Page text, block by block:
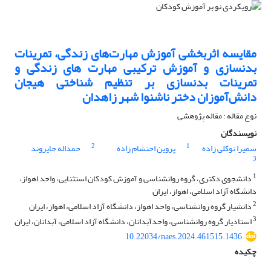
مقایسه اثربخشی آموزش مهارت‌های زندگی، تمرینات
بدنسازی و آموزش ترکیبی مهارت های زندگی و
تمرینات بدنسازی بر تنظیم شناختی هیجان
دانش‌آموزان دختر ناشنوا شهر زاهدان
نوع مقاله : مقاله پژوهشی
نویسندگان
سمیرا توکلی زاده
1 پروین احتشام زاده 2 حمداله جایروند
3
1 دانشجوی دکتری، گروه روانشناسی و آموزش کودکان استثنایی، واحد اهواز،
دانشگاه آزاد اسلامی، اهواز، ایران
2دانشیار گروه روانشناسی، واحد اهواز، دانشگاه آزاد اسلامی، اهواز، ایران
3استادیار گروه روانشناسی، واحدآبدانان، دانشگاه آزاد اسلامی، آبدانان، ایران
10.22034/naes.2024.461515.1436
چکیده